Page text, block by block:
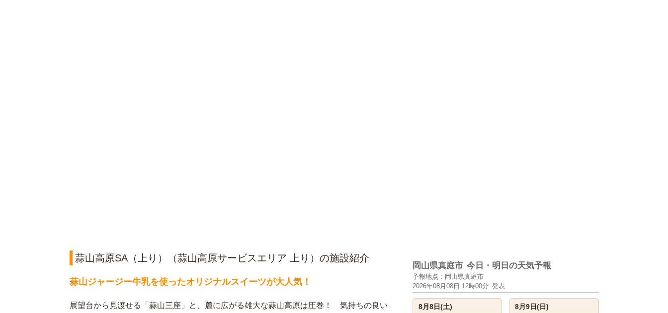
蒜山高原SA（上り）（蒜山高原サービスエリア 上り）の施設紹介
蒜山ジャージー牛乳を使ったオリジナルスイーツが大人気！
展望台から見渡せる「蒜山三座」と、麓に広がる雄大な蒜山高原は圧巻！ 気持ちの良い
岡山県真庭市 今日・明日の天気予報
予報地点：岡山県真庭市
2026年08月08日 12時00分 発表
8月8日(土) 8月9日(日)